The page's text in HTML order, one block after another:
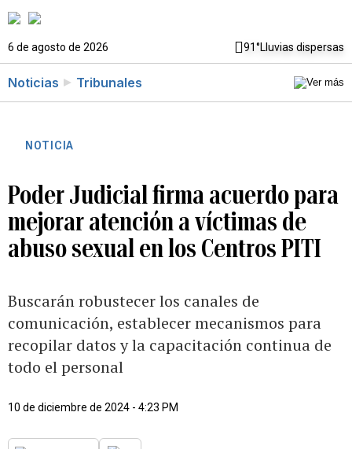
6 de agosto de 2026 91°Lluvias dispersas
Noticias Tribunales
NOTICIA
Poder Judicial firma acuerdo para
mejorar atención a víctimas de
abuso sexual en los Centros PITI
Buscarán robustecer los canales de
comunicación, establecer mecanismos para
recopilar datos y la capacitación continua de
todo el personal
10 de diciembre de 2024 - 4:23 PM